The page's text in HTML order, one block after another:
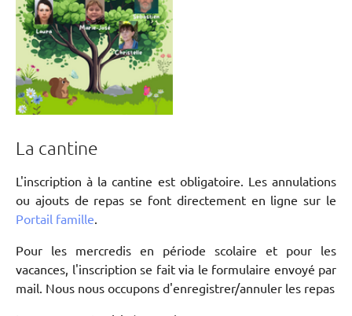
La cantine
L'inscription à la cantine est obligatoire. Les annulations
ou ajouts de repas se font directement en ligne sur le
Portail famille.
Pour les mercredis en période scolaire et pour les
vacances, l'inscription se fait via le formulaire envoyé par
mail. Nous nous occupons d'enregistrer/annuler les repas